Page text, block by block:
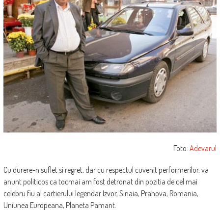
Foto:Adevarul
Cu durere-n suflet si regret, dar cu respectul cuvenit performerilor, va
anunt politicos ca tocmai am fost detronat din pozitia de cel mai
celebru fiu al cartierului legendar Izvor, Sinaia, Prahova, Romania,
Uniunea Europeana, Planeta Pamant.